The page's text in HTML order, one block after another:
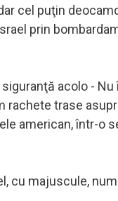
cel puţin
prin
acolo - Nu
rachete trase
american, într-o
cu majuscule,